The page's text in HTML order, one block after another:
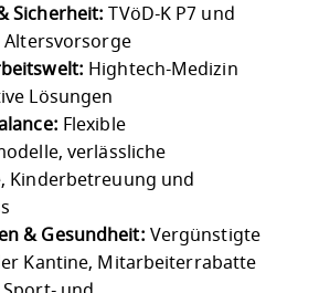
Sicherheit: TVöD-K P7 und
Hightech-Medizin
Lösungen
Flexible
verlässliche
Kinderbetreuung und
& Gesundheit: Vergünstigte
Kantine, Mitarbeiterrabatte